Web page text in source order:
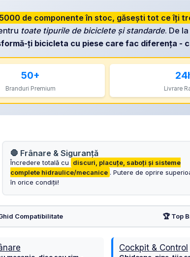
de componente în stoc, găsești tot ce îți
toate tipurile de biciclete și standarde. De la
ți bicicleta cu piese care fac diferența -
50+
Branduri Premium Livrare
🛑 Frânare & Siguranță
Încredere totală cu
discuri, placuțe, saboți și sisteme
complete hidraulice/mecanice . Putere de oprire
în orice condiții!
Compatibilitate 🏆 Top
Cockpit & Control